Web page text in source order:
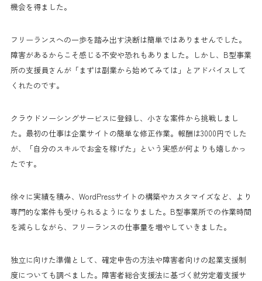
機会を得ました。
フリーランスへの一歩を踏み出す決断は簡単ではありませんでした。
障害があるからこそ感じる不安や恐れもありました。しかし、B型事業
所の支援員さんが「まずは副業から始めてみては」とアドバイスして
くれたのです。
クラウドソーシングサービスに登録し、小さな案件から挑戦しまし
た。最初の仕事は企業サイトの簡単な修正作業。報酬は3000円でした
が、「自分のスキルでお金を稼げた」という実感が何よりも嬉しかっ
たです。
徐々に実績を積み、WordPressサイトの構築やカスタマイズなど、より
専門的な案件も受けられるようになりました。B型事業所での作業時間
を減らしながら、フリーランスの仕事量を増やしていきました。
独立に向けた準備として、確定申告の方法や障害者向けの起業支援制
度についても調べました。障害者総合支援法に基づく就労定着支援サ